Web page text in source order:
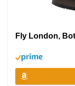
Fly London,